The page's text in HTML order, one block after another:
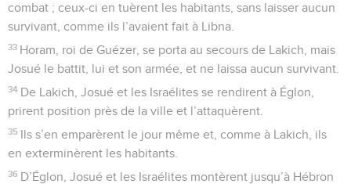
combat ; ceux-ci en tuèrent les habitants, sans laisser aucun
survivant, comme ils l’avaient fait à Libna.
33 Horam, roi de Guézer, se porta au secours de Lakich, mais
Josué le battit, lui et son armée, et ne laissa aucun survivant.
34 De Lakich, Josué et les Israélites se rendirent à Églon,
prirent position près de la ville et l’attaquèrent.
35 Ils s’en emparèrent le jour même et, comme à Lakich, ils
en exterminèrent les habitants.
36 D’Églon, Josué et les Israélites montèrent jusqu’à Hébron